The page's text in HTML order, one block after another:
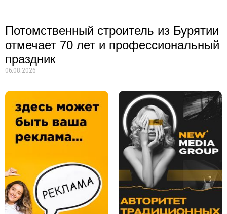
Потомственный строитель из Бурятии
отмечает 70 лет и профессиональный
праздник
06.08.2026